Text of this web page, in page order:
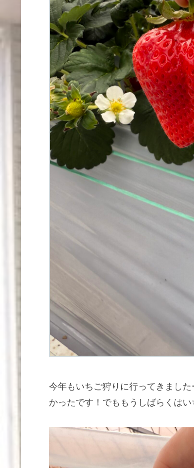
今年もいちご狩りに行ってきまし
かったです！でももうしばらくは